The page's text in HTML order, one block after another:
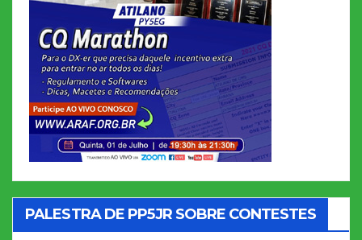
PALESTRA DE PP5JR SOBRE CONTESTES